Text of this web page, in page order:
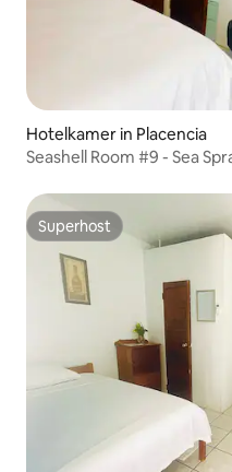
Hotelkamer in Placencia
Seashell Room #9 - Sea
Superhost
Superhost